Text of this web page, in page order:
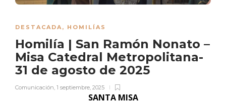
DESTACADA, HOMILÍAS
Homilía | San Ramón Nonato –
Misa Catedral Metropolitana-
31 de agosto de 2025
Comunicación, 1 septiembre, 2025
SANTA MISA